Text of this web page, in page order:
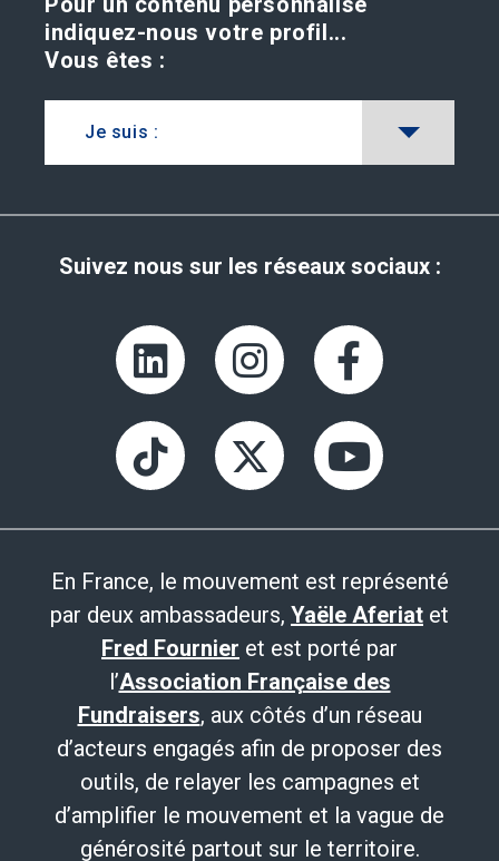
indiquez-nous votre profil...
Vous êtes :
Je suis :
Suivez nous sur les réseaux sociaux :
En France, le mouvement est représenté
par deux ambassadeurs, Yaële Aferiat et
Fred Fournier et est porté par
l’Association Française des
Fundraisers, aux côtés d’un réseau
d’acteurs engagés afin de proposer des
outils, de relayer les campagnes et
d’amplifier le mouvement et la vague de
générosité partout sur le territoire.